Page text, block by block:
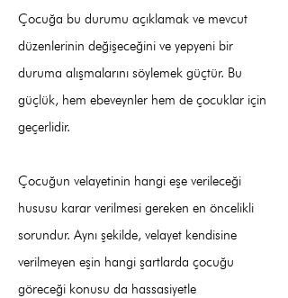
Çocuğa bu durumu açıklamak ve mevcut
düzenlerinin değişeceğini ve yepyeni bir
duruma alışmalarını söylemek güçtür. Bu
güçlük, hem ebeveynler hem de çocuklar için
geçerlidir.
Çocuğun velayetinin hangi eşe verileceği
hususu karar verilmesi gereken en öncelikli
sorundur. Aynı şekilde, velayet kendisine
verilmeyen eşin hangi şartlarda çocuğu
göreceği konusu da hassasiyetle